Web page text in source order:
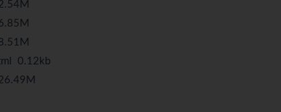
0.12kb